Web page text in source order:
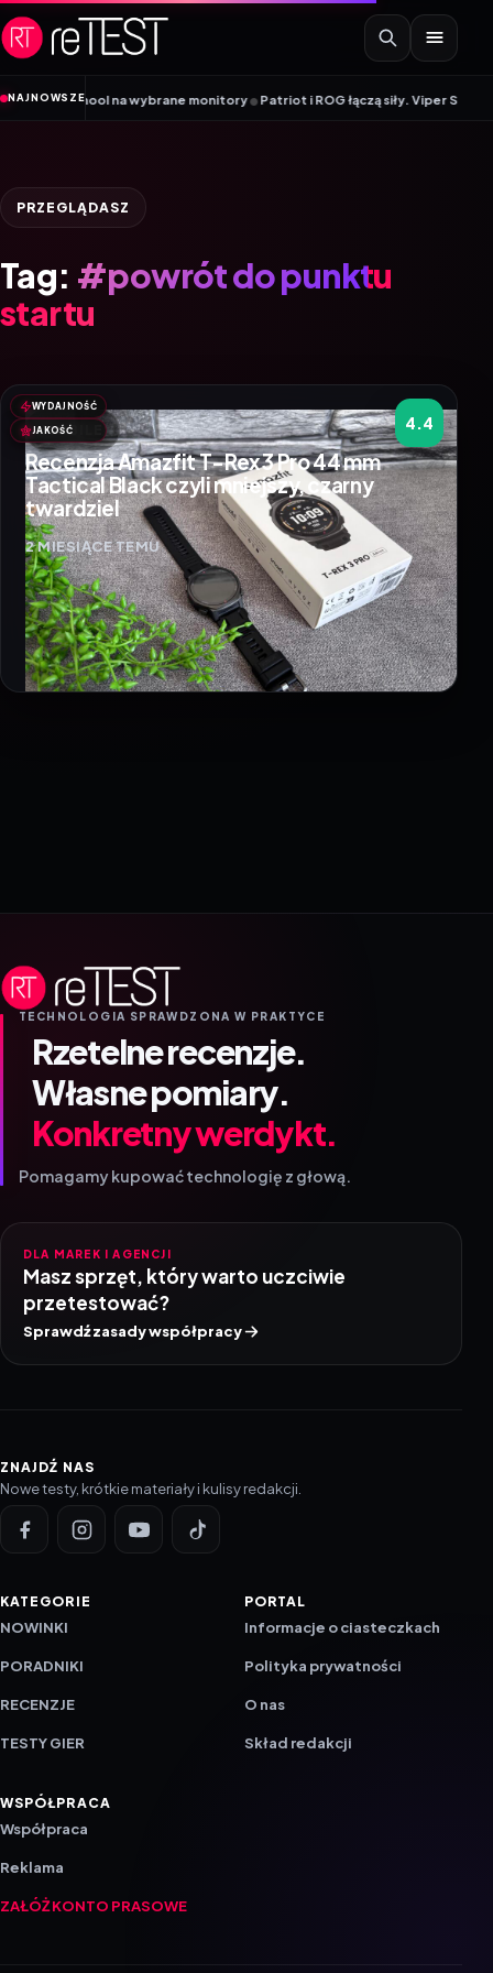
Przejdź do treści
NAJNOWSZE
to School na wybrane monitory•Patriot i ROG łączą siły. Viper Steel 5
PRZEGLĄDASZ
Tag: #powrót do punktu
startu
WYDAJNOŚĆ
JAKOŚĆ 4.4
MOBILE
Recenzja Amazfit T-Rex 3 Pro 44 mm
Tactical Black czyli mniejszy, czarny
twardziel
2 MIESIĄCE TEMU
TECHNOLOGIA SPRAWDZONA W PRAKTYCE
Rzetelne recenzje.
Własne pomiary.
Konkretny werdykt.
Pomagamy kupować technologię z głową.
DLA MAREK I AGENCJI
Masz sprzęt, który warto uczciwie
przetestować?
Sprawdź zasady współpracy
ZNAJDŹ NAS
Nowe testy, krótkie materiały i kulisy redakcji.
KATEGORIE
NOWINKI
PORADNIKI
RECENZJE
TESTY GIER
PORTAL
Informacje o ciasteczkach
Polityka prywatności
O nas
Skład redakcji
WSPÓŁPRACA
Współpraca
Reklama
ZAŁÓŻ KONTO PRASOWE